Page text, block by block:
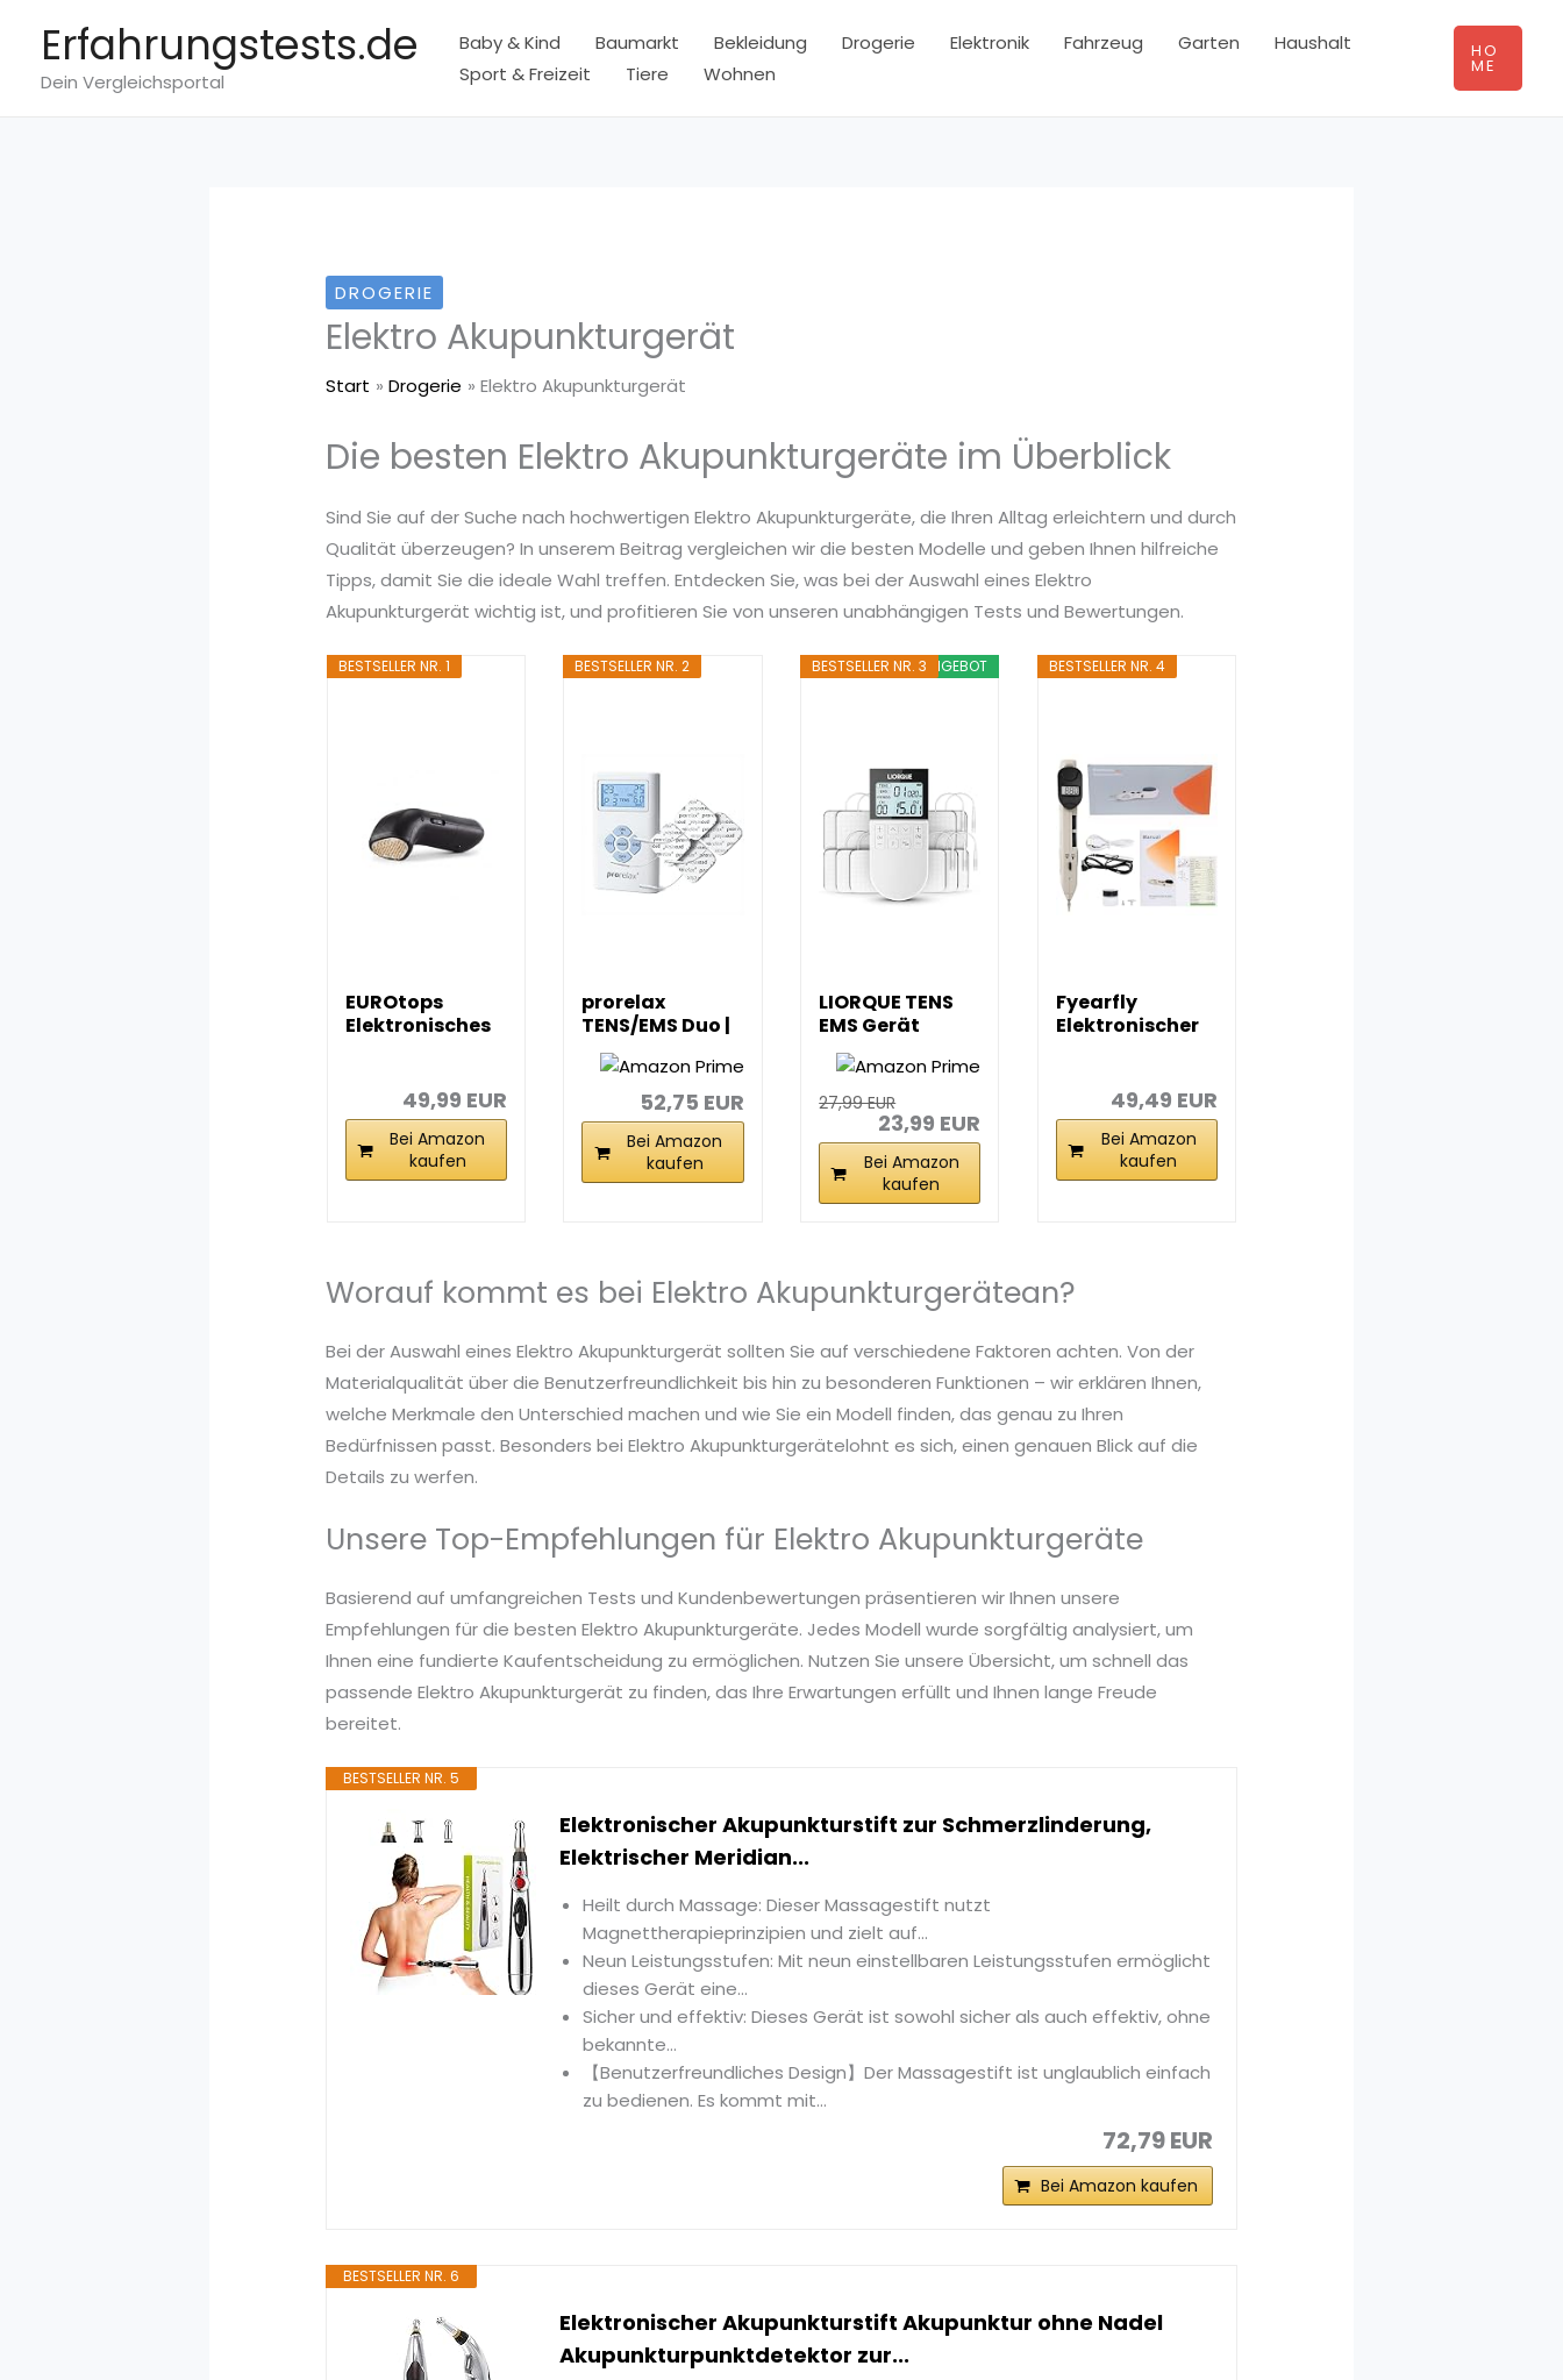
springen
Erfahrungstests.de
Dein Vergleichsportal
Baby & Kind Baumarkt Bekleidung Drogerie Elektronik Fahrzeug Garten
Haushalt
Sport & Freizeit
Tiere Wohnen
HO
ME
DROGERIE
Elektro Akupunkturgerät
Start Drogerie Elektro Akupunkturgerät
Die besten Elektro Akupunkturgeräte im Überblick
Sind Sie auf der Suche nach hochwertigen Elektro Akupunkturgeräte, die Ihren Alltag erleichtern und durch
Qualität überzeugen? In unserem Beitrag vergleichen wir die besten Modelle und geben Ihnen hilfreiche
Tipps, damit Sie die ideale Wahl treffen. Entdecken Sie, was bei der Auswahl eines Elektro
Akupunkturgerät wichtig ist, und profitieren Sie von unseren unabhängigen Tests und Bewertungen.
BESTSELLER NR. 1
EUROtops
Elektronisches
49,99 EUR
Bei Amazon
kaufen
BESTSELLER NR. 2
prorelax
TENS/EMS Duo |
Elektrostimulat
ionsgerät...
52,75 EUR
Bei Amazon
kaufen
ANGEBOT
BESTSELLER NR. 3
LIORQUE TENS
EMS Gerät
Schmerztherapi
e 3-in...
27,99 EUR
23,99 EUR
Bei Amazon
kaufen
BESTSELLER NR. 4
Fyearfly
Elektronischer
49,49 EUR
Bei Amazon
kaufen
Worauf kommt es bei Elektro Akupunkturgerätean?
Bei der Auswahl eines Elektro Akupunkturgerät sollten Sie auf verschiedene Faktoren achten. Von der
Materialqualität über die Benutzerfreundlichkeit bis hin zu besonderen Funktionen – wir erklären Ihnen,
welche Merkmale den Unterschied machen und wie Sie ein Modell finden, das genau zu Ihren
Bedürfnissen passt. Besonders bei Elektro Akupunkturgerätelohnt es sich, einen genauen Blick auf die
Details zu werfen.
Unsere Top-Empfehlungen für Elektro Akupunkturgeräte
Basierend auf umfangreichen Tests und Kundenbewertungen präsentieren wir Ihnen unsere
Empfehlungen für die besten Elektro Akupunkturgeräte. Jedes Modell wurde sorgfältig analysiert, um
Ihnen eine fundierte Kaufentscheidung zu ermöglichen. Nutzen Sie unsere Übersicht, um schnell das
passende Elektro Akupunkturgerät zu finden, das Ihre Erwartungen erfüllt und Ihnen lange Freude
bereitet.
BESTSELLER NR. 5
Elektronischer Akupunkturstift zur Schmerzlinderung,
Elektrischer Meridian...
Heilt durch Massage: Dieser Massagestift nutzt
Magnettherapieprinzipien und zielt auf...
Neun Leistungsstufen: Mit neun einstellbaren Leistungsstufen ermöglicht
dieses Gerät eine...
Sicher und effektiv: Dieses Gerät ist sowohl sicher als auch effektiv, ohne
bekannte...
【Benutzerfreundliches Design】Der Massagestift ist unglaublich einfach
zu bedienen. Es kommt mit...
72,79 EUR
Bei Amazon kaufen
BESTSELLER NR. 6
Elektronischer Akupunkturstift Akupunktur ohne Nadel
Akupunkturpunktdetektor zur...